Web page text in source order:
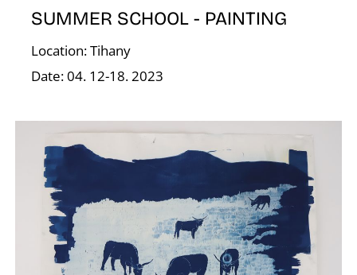
SUMMER SCHOOL - PAINTING
Location: Tihany
Date: 04. 12-18. 2023